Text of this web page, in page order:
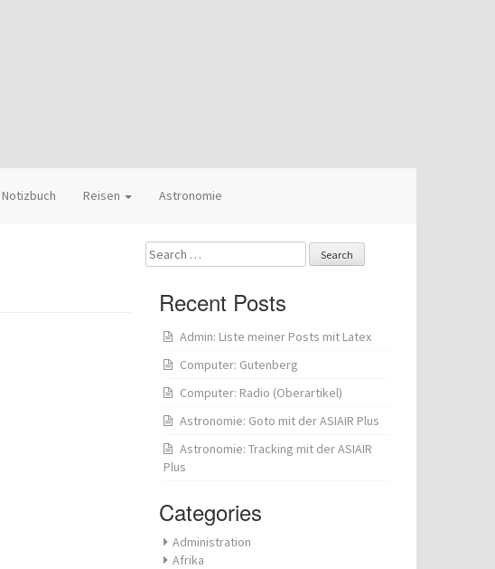
Notizbuch Reisen Astronomie
Search
for:
Recent Posts
Admin: Liste meiner Posts mit Latex
Computer: Gutenberg
Computer: Radio (Oberartikel)
Astronomie: Goto mit der ASIAIR Plus
Astronomie: Tracking mit der ASIAIR
Plus
Categories
Administration
Afrika